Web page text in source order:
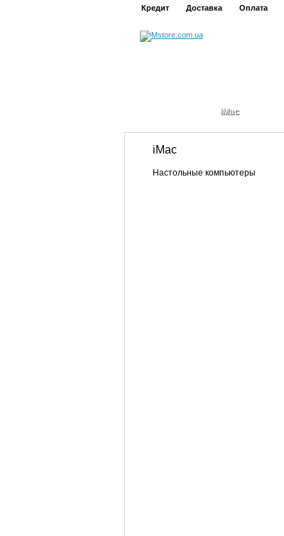
Кредит Доставка Оплата
iMac
iMac
Настольные компьютеры